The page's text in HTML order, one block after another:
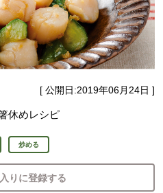
[ 公開日:2019年06月24日 ]
休めレシピ
炒める
りに登録する